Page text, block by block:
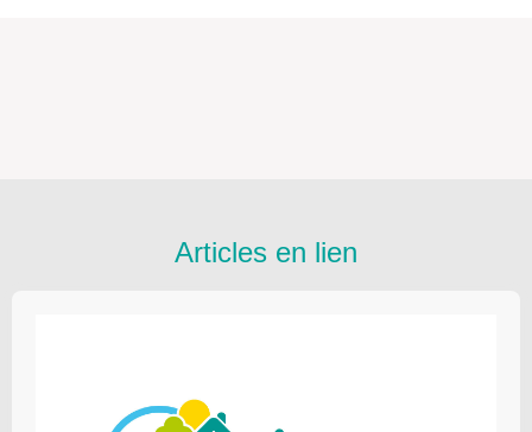
Articles en lien